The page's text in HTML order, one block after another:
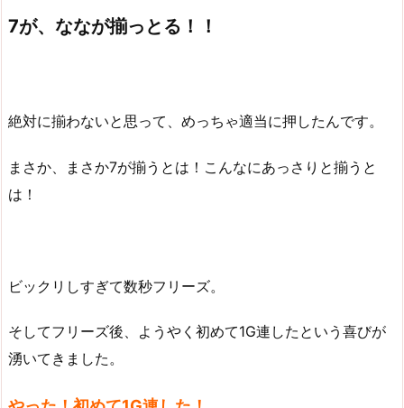
7が、ななが揃っとる！！
絶対に揃わないと思って、めっちゃ適当に押したんです。
まさか、まさか7が揃うとは！こんなにあっさりと揃うと
は！
ビックリしすぎて数秒フリーズ。
そしてフリーズ後、ようやく初めて1G連したという喜びが
湧いてきました。